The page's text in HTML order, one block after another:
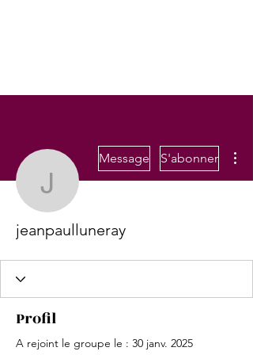
jeanpaulluneray
Message S'abonner
jeanpaulluneray
Profil
A rejoint le groupe le : 30 janv. 2025